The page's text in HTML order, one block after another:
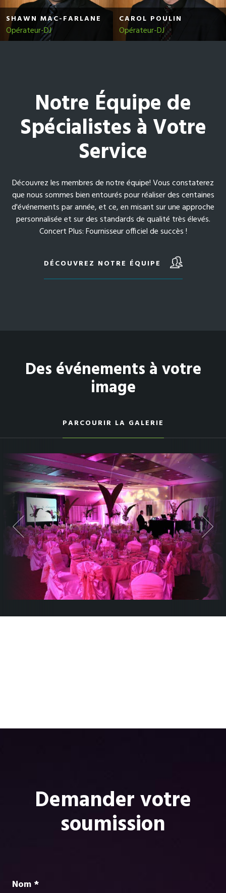
SHAWN MAC-FARLANE
Opérateur-DJ
CAROL POULIN
Opérateur-DJ
Notre Équipe de
Spécialistes à Votre
Service
Découvrez les membres de notre équipe! Vous constaterez
que nous sommes bien entourés pour réaliser des centaines
d'événements par année, et ce, en misant sur une approche
personnalisée et sur des standards de qualité très élevés.
Concert Plus: Fournisseur officiel de succès !
DÉCOUVREZ NOTRE ÉQUIPE
Des événements à votre
image
PARCOURIR LA GALERIE
Demander votre
soumission
Nom *